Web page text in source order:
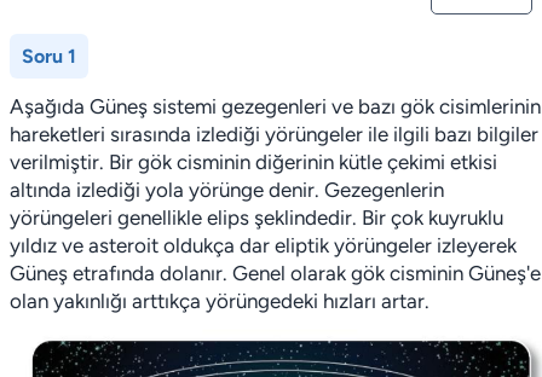
Soru 1
Aşağıda Güneş sistemi gezegenleri ve bazı gök cisimlerinin
hareketleri sırasında izlediği yörüngeler ile ilgili bazı bilgiler
verilmiştir. Bir gök cisminin diğerinin kütle çekimi etkisi
altında izlediği yola yörünge denir. Gezegenlerin
yörüngeleri genellikle elips şeklindedir. Bir çok kuyruklu
yıldız ve asteroit oldukça dar eliptik yörüngeler izleyerek
Güneş etrafında dolanır. Genel olarak gök cisminin Güneş'e
olan yakınlığı arttıkça yörüngedeki hızları artar.